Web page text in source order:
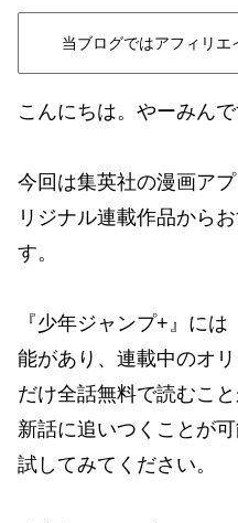
当ブログではアフィリエ
こんにちは。やーみんで
今回は集英社の漫画ア
リジナル連載作品から
す。
『少年ジャンプ+』に
能があり、連載中のオ
だけ全話無料で読むこ
新話に追いつくことが
試してみてください。